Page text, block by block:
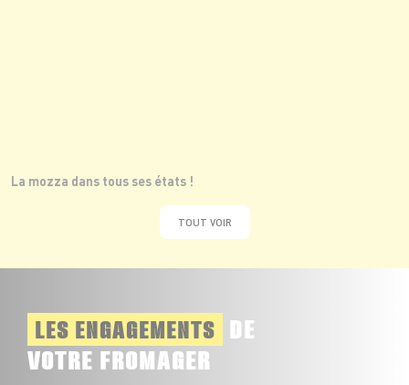
La mozza dans tous ses états !
TOUT VOIR
LES ENGAGEMENTS DE
VOTRE FROMAGER